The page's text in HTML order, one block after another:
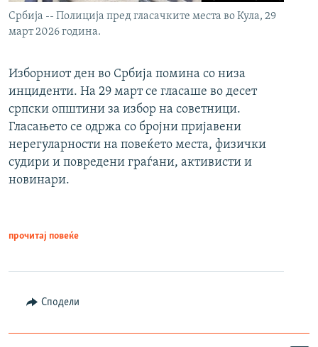
Србија -- Полиција пред гласачките места во Кула, 29
март 2026 година.
Изборниот ден во Србија помина со низа
инциденти. На 29 март се гласаше во десет
српски општини за избор на советници.
Гласањето се одржа со бројни пријавени
нерегуларности на повеќето места, физички
судири и повредени граѓани, активисти и
новинари.
прочитај повеќе
Сподели